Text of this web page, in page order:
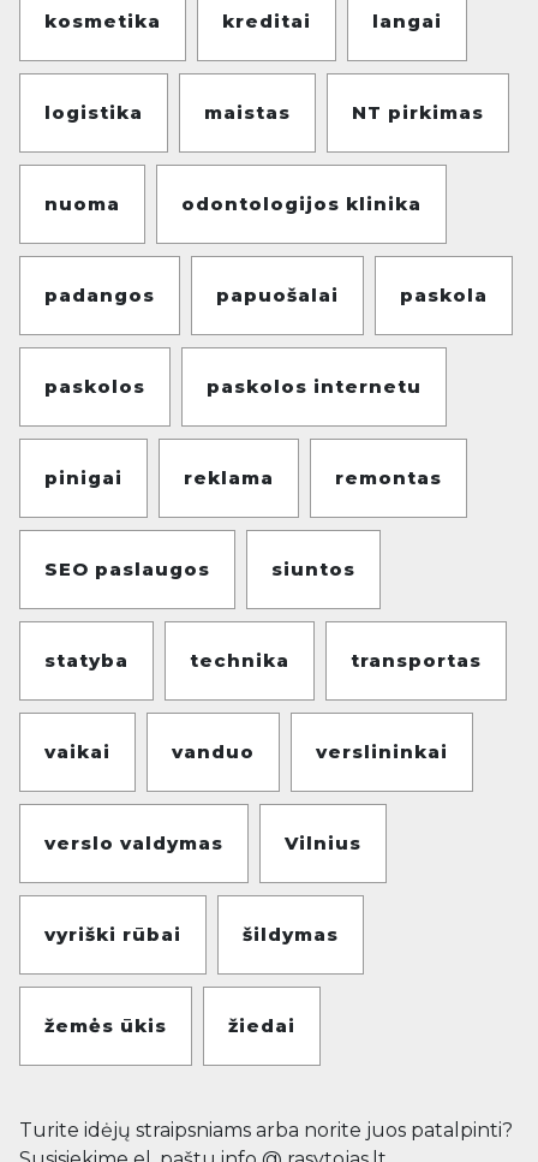
kosmetika kreditai langai
logistika maistas NT pirkimas
nuoma odontologijos klinika
padangos papuošalai paskola
paskolos paskolos internetu
pinigai reklama remontas
SEO paslaugos siuntos
statyba technika transportas
vaikai vanduo verslininkai
verslo valdymas Vilnius
vyriški rūbai šildymas
žemės ūkis žiedai
Turite idėjų straipsniams arba norite juos patalpinti?